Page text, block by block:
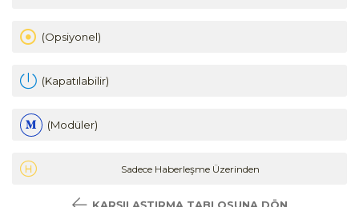
(Opsiyonel)
(Kapatılabilir)
(Modüler)
Sadece Haberleşme Üzerinden